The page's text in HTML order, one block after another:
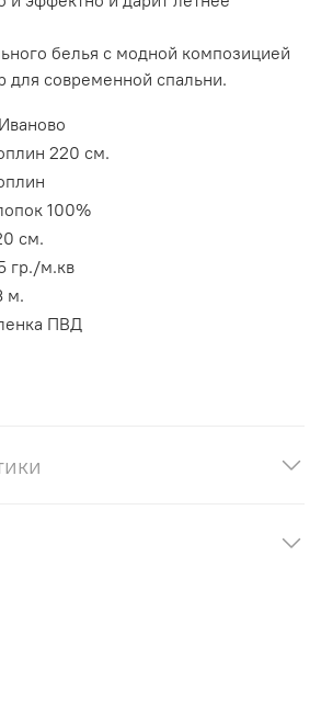
белья с модной композицией
современной спальни.
220 см.
100%
см.
гр./м.кв
м.
ПВД